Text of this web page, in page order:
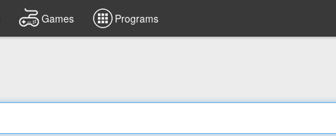
Games Programs